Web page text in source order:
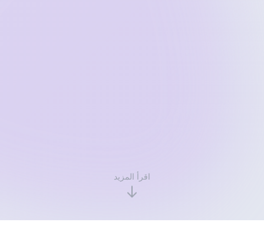
اقرأ المزيد